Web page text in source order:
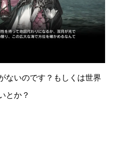
ないのです？もしくは世界
とか？